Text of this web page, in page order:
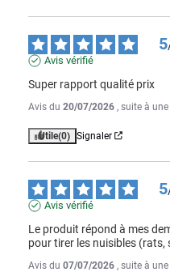
5
Avis vérifié
Super rapport qualité prix
Avis du 20/07/2026 , suite à
Utile(0) Signaler
5
Avis vérifié
Le produit répond à mes
pour tirer les nuisibles (rats,
Avis du 07/07/2026 , suite à